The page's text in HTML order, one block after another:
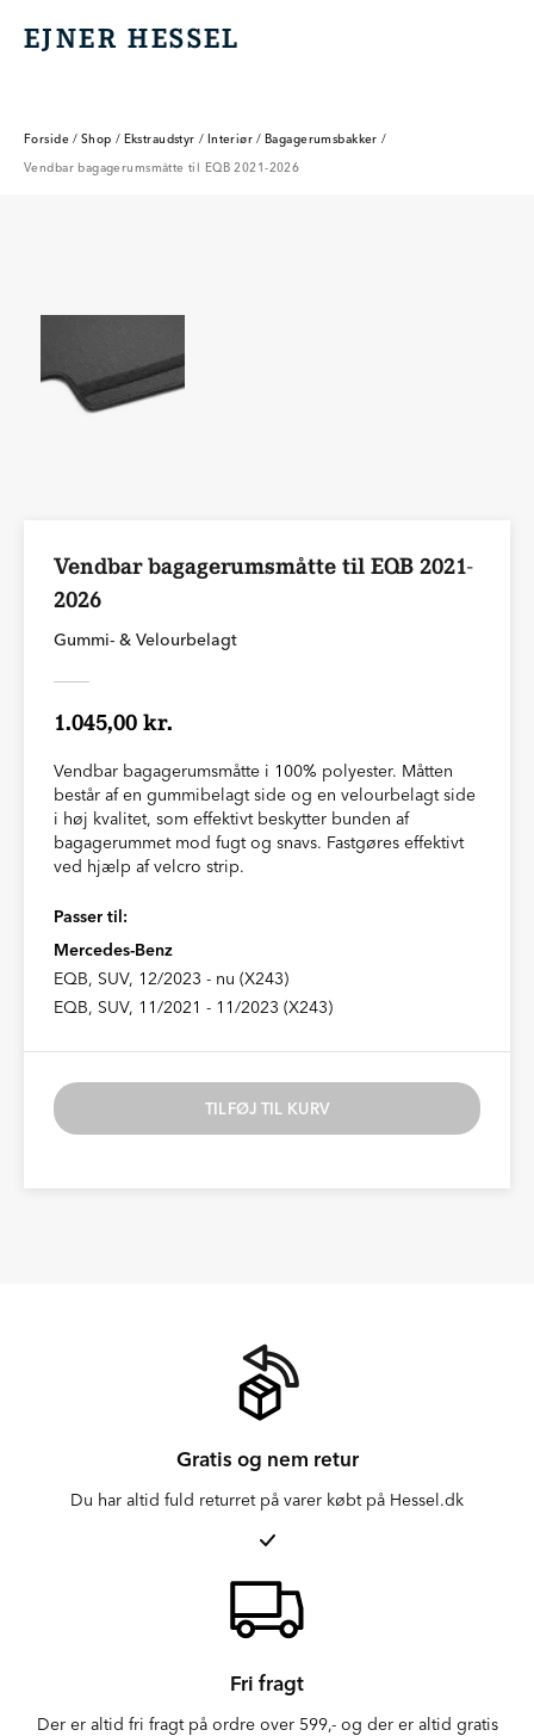
EJNER HESSEL
EJNER HESSEL
Forside / Shop / Ekstraudstyr / Interiør / Bagagerumsbakker /
Vendbar bagagerumsmåtte til EQB 2021-2026
Vendbar bagagerumsmåtte til EQB 2021-
2026
Gummi- & Velourbelagt
1.045,00 kr.
Vendbar bagagerumsmåtte i 100% polyester. Måtten
består af en gummibelagt side og en velourbelagt side
i høj kvalitet, som effektivt beskytter bunden af
bagagerummet mod fugt og snavs. Fastgøres effektivt
ved hjælp af velcro strip.
Passer til:
Mercedes-Benz
EQB, SUV, 12/2023 - nu (X243)
EQB, SUV, 11/2021 - 11/2023 (X243)
TILFØJ TIL KURV
Gratis og nem retur
Du har altid fuld returret på varer købt på Hessel.dk
Fri fragt
Der er altid fri fragt på ordre over 599,- og der er altid gratis